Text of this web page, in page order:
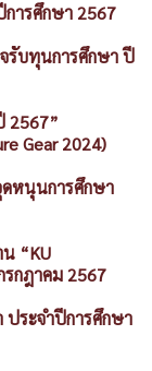
ารศึกษา 2567
รับทุนการศึกษา ปี
2567”
Gear 2024)
หนุนการศึกษา
“KU
รกฎาคม 2567
ระจำปีการศึกษา